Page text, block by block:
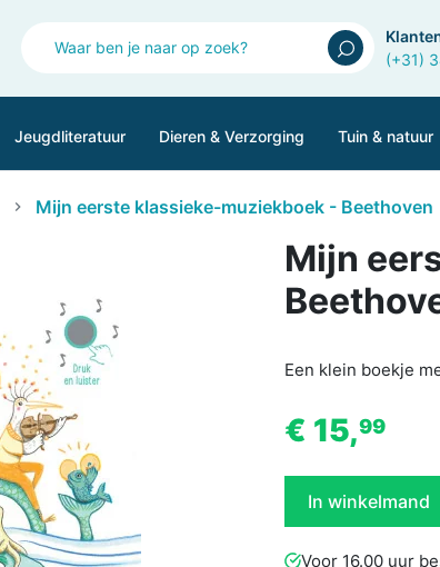
(+31)
Jeugdliteratuur Dieren & Verzorging Tuin & natuur
Mijn eerste klassieke-muziekboek - Beethoven
Mijn
Een klein boekje
€ 15,99
In winkelmand
Voor 16.00 uur